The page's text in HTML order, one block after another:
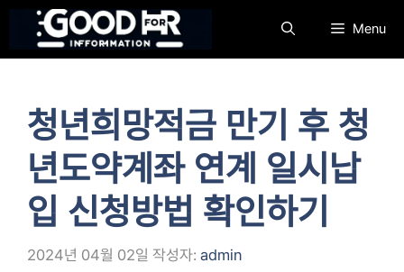
츠
Menu
청년희망적금 만기 후 청
년도약계좌 연계 일시납
입 신청방법 확인하기
2024년 04월 02일 작성자: admin